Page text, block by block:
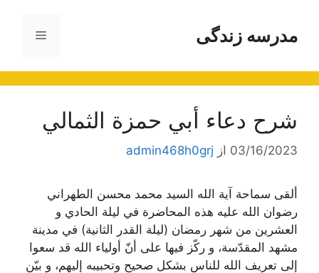
محتوامدرسه زندگی فهرست
شرح دعاء أبي حمزة الثمالي
03/16/2023 از admin468h0grj
ألقى سماحة آية الله السيد محمد محسن الطهراني
رضوان الله عليه هذه المحاضرة في ليلة الحادي و
العشرين من شهر رمضان (ليلة القدر الثانية) في مدينة
مشهد المقدّسة، و ركّز فيها على أنّ أولياء الله قد سعوا
إلى تعريف الله للناس بشكل صحيح وتحبيبه إليهم، و بيّن